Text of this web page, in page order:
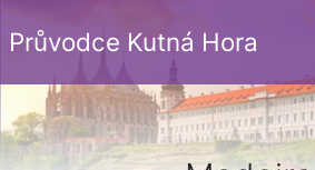
Průvodce Kutná Hora